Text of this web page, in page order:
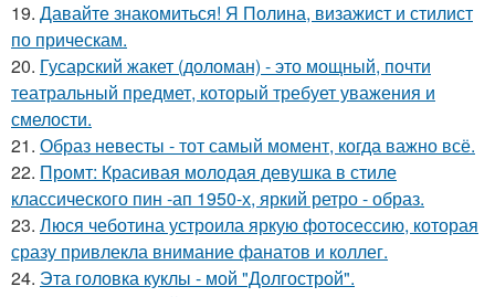
19. Давайте знакомиться! Я Полина, визажист и стилист
по прическам.
20. Гусарский жакет (доломан) - это мощный, почти
театральный предмет, который требует уважения и
смелости.
21. Образ невесты - тот самый момент, когда важно всё.
22. Промт: Красивая молодая девушка в стиле
классического пин -ап 1950-х, яркий ретро - образ.
23. Люся чеботина устроила яркую фотосессию, которая
сразу привлекла внимание фанатов и коллег.
24. Эта головка куклы - мой "Долгострой".